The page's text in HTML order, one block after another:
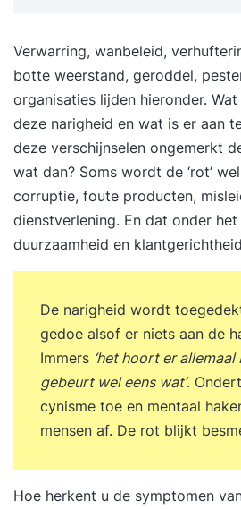
trainers en collega deelnemers 10.00 -
Uitleg van de dag,
inventarisatie persoonlijke
ervaringen en leerdoelen o.a.
digitale voorbereidingsformulieren 10.15 -
Biografische analyse van
jullie vroeger thuis met
je het nu? Verschilt je aanpak per situatie? 11.00 -
11.15: Pauze 11.15 - 12.55: Conflictstijlen;
conflictvaardigheid 12.55 - 13.00: Terugblik op de
ochtend 13.00 - 13.45: Lunch Middagprogramma
13.45 - 15.00: De
(test in reader). Wat is
conflictmanagement en wat
uitgangspunten? 15.00 - 15.15: Pauze 15.15 -
Integraal conflictmanagement
Hierbij worden de verbanden
Verwarring, wanbeleid,
botte weerstand, geroddel,
organisaties lijden hieronder.
deze narigheid en wat is er aan
deze verschijnselen ongemerkt
wat dan? Soms wordt de ‘rot’
corruptie, foute producten,
dienstverlening. En dat onder
duurzaamheid en
De narigheid wordt
gedoe alsof er niets aan de
Immers ‘het hoort er allemaal
gebeurt wel eens wat’.
cynisme toe en mentaal
mensen af. De rot blijkt
Hoe herkent u de symptomen